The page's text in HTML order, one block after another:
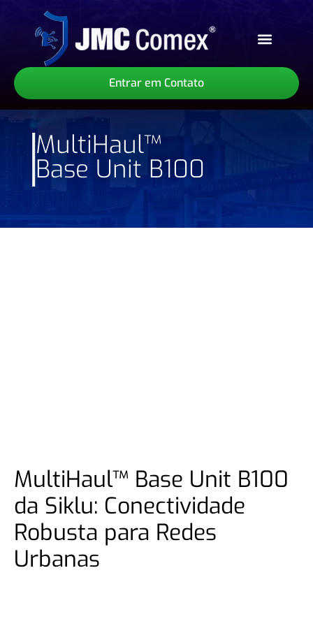
Entrar em Contato
MultiHaul™
Base Unit B100
MultiHaul™ Base Unit B100
da Siklu: Conectividade
Robusta para Redes
Urbanas